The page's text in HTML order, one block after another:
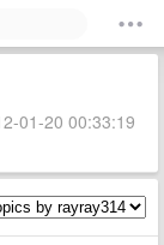
01-20 00:33:19